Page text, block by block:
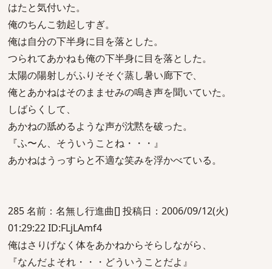
はたと気付いた。
俺のちんこ勃起しすぎ。
俺は自分の下半身に目を落とした。
つられてあかねも俺の下半身に目を落とした。
太陽の陽射しがふりそそぐ蒸し暑い廊下で、
俺とあかねはそのまませみの鳴き声を聞いていた。
しばらくして、
あかねの舐めるような声が沈黙を破った。
『ふ〜ん、そういうことね・・・』
あかねはうっすらと不適な笑みを浮かべている。
285 名前：名無し行進曲[] 投稿日：2006/09/12(火)
01:29:22 ID:FLjLAmf4
俺はさりげなく体をあかねからそらしながら、
『なんだよそれ・・・どういうことだよ』